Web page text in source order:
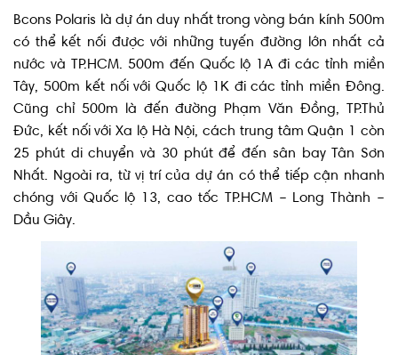
Bcons Polaris là dự án duy nhất trong vòng bán kính 500m
có thể kết nối được với những tuyến đường lớn nhất cả
nước và TP.HCM. 500m đến Quốc lộ 1A đi các tỉnh miền
Tây, 500m kết nối với Quốc lộ 1K đi các tỉnh miền Đông.
Cũng chỉ 500m là đến đường Phạm Văn Đồng, TP.Thủ
Đức, kết nối với Xa lộ Hà Nội, cách trung tâm Quận 1 còn
25 phút di chuyển và 30 phút để đến sân bay Tân Sơn
Nhất. Ngoài ra, từ vị trí của dự án có thể tiếp cận nhanh
chóng với Quốc lộ 13, cao tốc TP.HCM – Long Thành –
Dầu Giây.